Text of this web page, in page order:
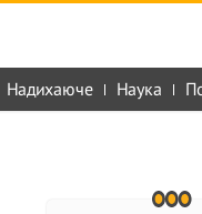
Надихаюче Наука